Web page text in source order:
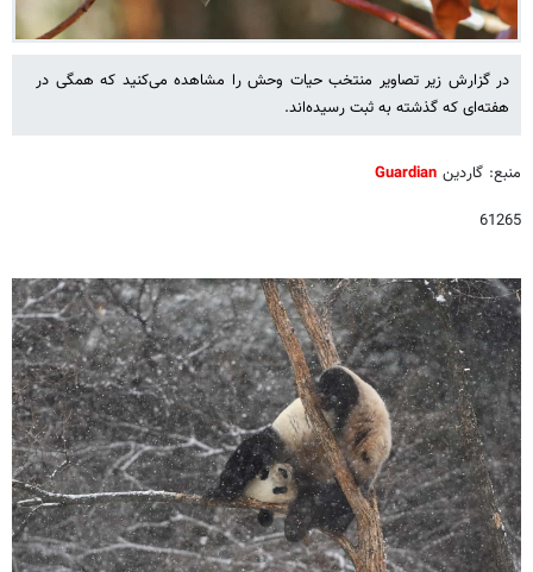
در گزارش زیر تصاویر منتخب حیات وحش را مشاهده می‌کنید که همگی در
هفته‌ای که گذشته به ثبت رسیده‌اند.
منبع: گاردین Guardian
61265